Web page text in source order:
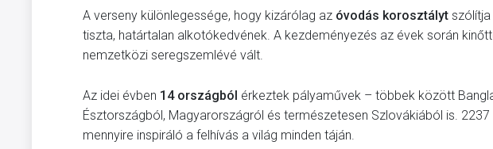
A verseny különlegessége, hogy kizárólag az óvodás korosztályt
tiszta, határtalan alkotókedvének. A kezdeményezés az évek során
nemzetközi seregszemlévé vált.
Az idei évben 14 országból érkeztek pályaművek – többek között
Észtországból, Magyarországról és természetesen Szlovákiából is.
mennyire inspiráló a felhívás a világ minden táján.